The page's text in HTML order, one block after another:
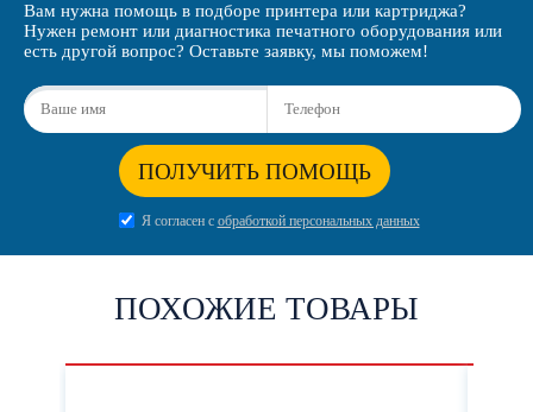
Вам нужна помощь в подборе принтера или картриджа?
Нужен ремонт или диагностика печатного оборудования или
есть другой вопрос? Оставьте заявку, мы поможем!
ПОЛУЧИТЬ ПОМОЩЬ
Я согласен с обработкой персональных данных
ПОХОЖИЕ ТОВАРЫ